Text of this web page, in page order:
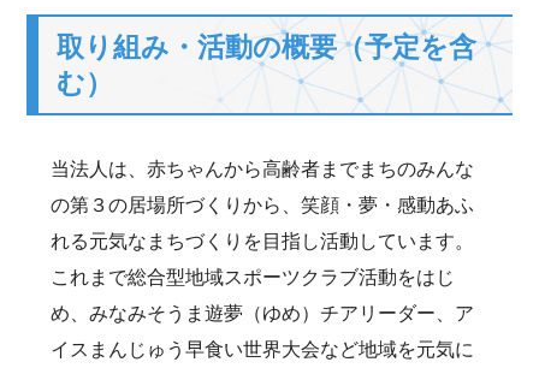
取り組み・活動の概要（予定を含
む）
当法人は、赤ちゃんから高齢者までまちのみんな
の第３の居場所づくりから、笑顔・夢・感動あふ
れる元気なまちづくりを目指し活動しています。
これまで総合型地域スポーツクラブ活動をはじ
め、みなみそうま遊夢（ゆめ）チアリーダー、ア
イスまんじゅう早食い世界大会など地域を元気に